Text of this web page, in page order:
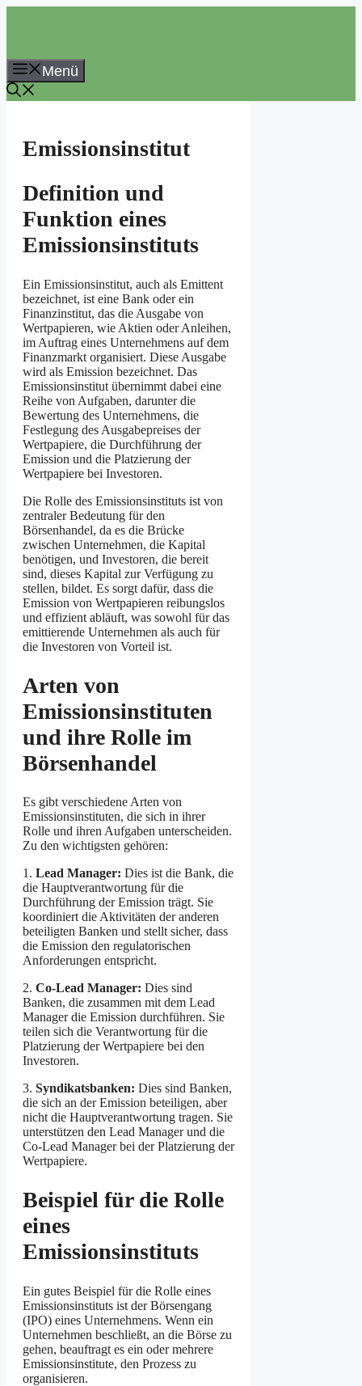
Menü
Emissionsinstitut
Definition und
Funktion eines
Emissionsinstituts
Ein Emissionsinstitut, auch als Emittent
bezeichnet, ist eine Bank oder ein
Finanzinstitut, das die Ausgabe von
Wertpapieren, wie Aktien oder Anleihen,
im Auftrag eines Unternehmens auf dem
Finanzmarkt organisiert. Diese Ausgabe
wird als Emission bezeichnet. Das
Emissionsinstitut übernimmt dabei eine
Reihe von Aufgaben, darunter die
Bewertung des Unternehmens, die
Festlegung des Ausgabepreises der
Wertpapiere, die Durchführung der
Emission und die Platzierung der
Wertpapiere bei Investoren.
Die Rolle des Emissionsinstituts ist von
zentraler Bedeutung für den
Börsenhandel, da es die Brücke
zwischen Unternehmen, die Kapital
benötigen, und Investoren, die bereit
sind, dieses Kapital zur Verfügung zu
stellen, bildet. Es sorgt dafür, dass die
Emission von Wertpapieren reibungslos
und effizient abläuft, was sowohl für das
emittierende Unternehmen als auch für
die Investoren von Vorteil ist.
Arten von
Emissionsinstituten
und ihre Rolle im
Börsenhandel
Es gibt verschiedene Arten von
Emissionsinstituten, die sich in ihrer
Rolle und ihren Aufgaben unterscheiden.
Zu den wichtigsten gehören:
1. Lead Manager: Dies ist die Bank, die
die Hauptverantwortung für die
Durchführung der Emission trägt. Sie
koordiniert die Aktivitäten der anderen
beteiligten Banken und stellt sicher, dass
die Emission den regulatorischen
Anforderungen entspricht.
2. Co-Lead Manager: Dies sind
Banken, die zusammen mit dem Lead
Manager die Emission durchführen. Sie
teilen sich die Verantwortung für die
Platzierung der Wertpapiere bei den
Investoren.
3. Syndikatsbanken: Dies sind Banken,
die sich an der Emission beteiligen, aber
nicht die Hauptverantwortung tragen. Sie
unterstützen den Lead Manager und die
Co-Lead Manager bei der Platzierung der
Wertpapiere.
Beispiel für die Rolle
eines
Emissionsinstituts
Ein gutes Beispiel für die Rolle eines
Emissionsinstituts ist der Börsengang
(IPO) eines Unternehmens. Wenn ein
Unternehmen beschließt, an die Börse zu
gehen, beauftragt es ein oder mehrere
Emissionsinstitute, den Prozess zu
organisieren.